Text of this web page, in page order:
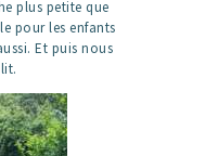
plus petite que
pour les enfants
Et puis nous